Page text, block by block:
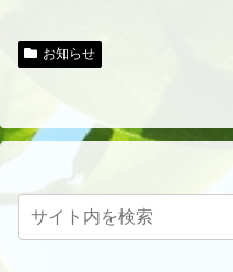
お知らせ